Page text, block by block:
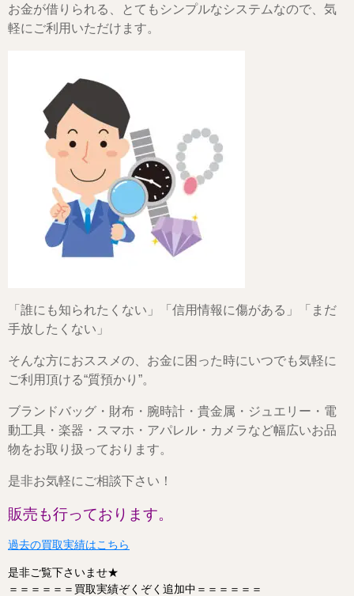
お金が借りられる、とてもシンプルなシステムなので、気
軽にご利用いただけます。
「誰にも知られたくない」「信用情報に傷がある」「まだ
手放したくない」
そんな方におススメの、お金に困った時にいつでも気軽に
ご利用頂ける“質預かり”。
ブランドバッグ・財布・腕時計・貴金属・ジュエリー・電
動工具・楽器・スマホ・アパレル・カメラなど幅広いお品
物をお取り扱っております。
是非お気軽にご相談下さい！
販売も行っております。
過去の買取実績はこちら
是非ご覧下さいませ★
＝＝＝＝＝＝買取実績ぞくぞく追加中＝＝＝＝＝＝